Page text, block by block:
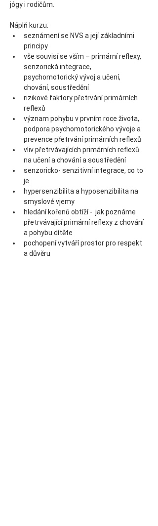
jógy i rodičům.
Náplň kurzu:
seznámení se NVS a její základními
principy
vše souvisí se vším – primární reflexy,
senzorická integrace,
psychomotorický vývoj a učení,
chování, soustředění
rizikové faktory přetrvání primárních
reflexů
význam pohybu v prvním roce života,
podpora psychomotorického vývoje a
prevence přetrvání primárních reflexů
vliv přetrvávajících primárních reflexů
na učení a chování a soustředění
senzoricko- senzitivní integrace, co to
je
hypersenzibilita a hyposenzibilita na
smyslové vjemy
hledání kořenů obtíží -  jak poznáme
přetrvávající primární reflexy z chování
a pohybu dítěte
pochopení vytváří prostor pro respekt
a důvěru